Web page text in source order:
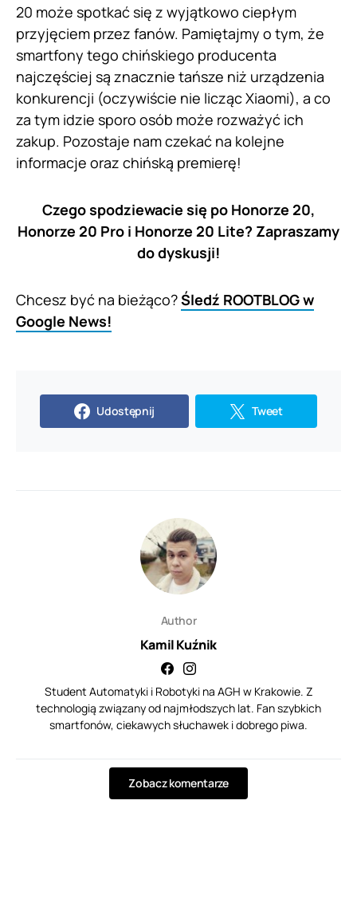
20 może spotkać się z wyjątkowo ciepłym
przyjęciem przez fanów. Pamiętajmy o tym, że
smartfony tego chińskiego producenta
najczęściej są znacznie tańsze niż urządzenia
konkurencji (oczywiście nie licząc Xiaomi), a co
za tym idzie sporo osób może rozważyć ich
zakup. Pozostaje nam czekać na kolejne
informacje oraz chińską premierę!
Czego spodziewacie się po Honorze 20,
Honorze 20 Pro i Honorze 20 Lite? Zapraszamy
do dyskusji!
Chcesz być na bieżąco?Śledź ROOTBLOG w
Google News!
Udostępnij Tweet
Author
Kamil Kuźnik
Student Automatyki i Robotyki na AGH w Krakowie. Z
technologią związany od najmłodszych lat. Fan szybkich
smartfonów, ciekawych słuchawek i dobrego piwa.
Zobacz komentarze